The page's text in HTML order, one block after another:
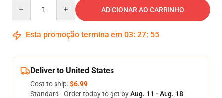
ADICIONAR AO CARRINHO
Esta promoção termina em 03: 27: 54
Deliver to United States
Cost to ship:$6.99
Standard - Order today to get byAug. 11 - Aug. 18